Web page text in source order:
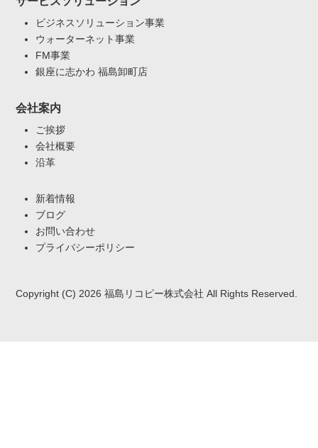
ビジネスソリューション事業
ウォーターネット事業
FM事業
銀座に志かわ 福島卸町店
会社案内
ご挨拶
会社概要
沿革
新着情報
ブログ
お問い合わせ
プライバシーポリシー
Copyright (C) 2026 福島リコピー株式会社 All Rights Reserved.